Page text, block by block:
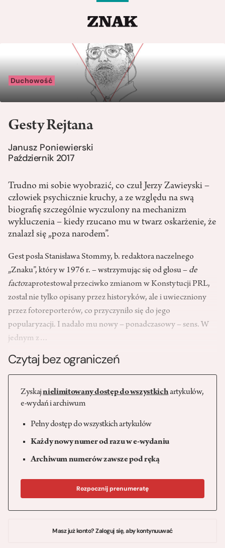
Duchowość
Gesty Rejtana
Janusz Poniewierski
Październik 2017
Trudno mi sobie wyobrazić, co czuł Jerzy Zawieyski –
człowiek psychicznie kruchy, a ze względu na swą
biografię szczególnie wyczulony na mechanizm
wykluczenia – kiedy rzucano mu w twarz oskarżenie, że
znalazł się „poza narodem”.
Gest posła Stanisława Stommy, b. redaktora naczelnego
„Znaku”, który w 1976 r. – wstrzymując się od głosu – de
factozaprotestował przeciwko zmianom w Konstytucji PRL,
został nie tylko opisany przez historyków, ale i uwieczniony
przez fotoreporterów, co przyczyniło się do jego
popularyzacji. I nadało mu nowy – ponadczasowy – sens. W
jednym z…
Czytaj bez ograniczeń
Zyskajnielimitowany dostęp do wszystkichartykułów,
e-wydań i archiwum
Pełny dostęp do wszystkich artykułów
Każdy nowy numer od razu w e-wydaniu
Archiwum numerów zawsze pod ręką
Rozpocznij prenumeratę
Masz już konto? Zaloguj się, aby kontynuuwać